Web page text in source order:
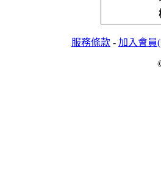
服務條款 - 加入會員